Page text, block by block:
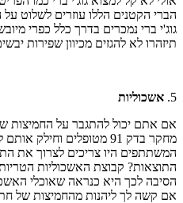
הברי הקטנים הללו עוזרים לשלוט
גוג'י ברי נמכרים בדרך כלל כפרי
תיזהרו לא להגזים מכיוון שפירות
5. אשכוליות
אם אתם יכול להתגבר על החמיצות
מחקר בדק 91 מטופלים
המשתתפים היו צריכים לצרוך את
התוצאות? קבוצת האשכוליות
הסיבה לכך היא כנראה שאוכלי
אם קשה לך ליהנות מהחמיצות של